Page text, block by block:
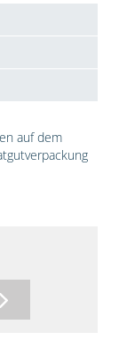
auf dem